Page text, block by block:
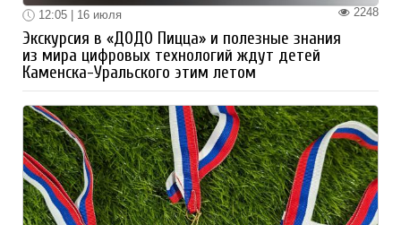
2248
12:05 | 16 июля
Экскурсия в «ДОДО Пицца» и полезные знания
из мира цифровых технологий ждут детей
Каменска-Уральского этим летом